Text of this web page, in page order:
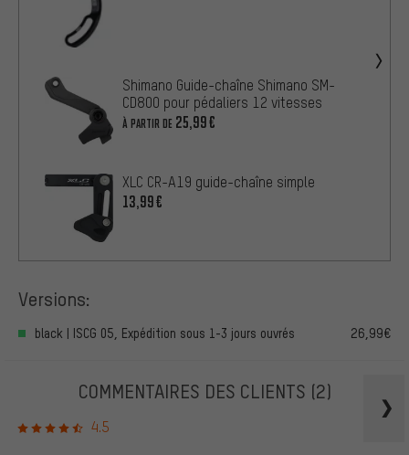
Shimano Guide-chaîne Shimano SM-
CD800 pour pédaliers 12 vitesses
À PARTIR DE 25,99€
XLC CR-A19 guide-chaîne simple
13,99€
Versions:
black | ISCG 05, Expédition sous 1-3 jours ouvrés 26,99€
COMMENTAIRES DES CLIENTS (2)
4.5